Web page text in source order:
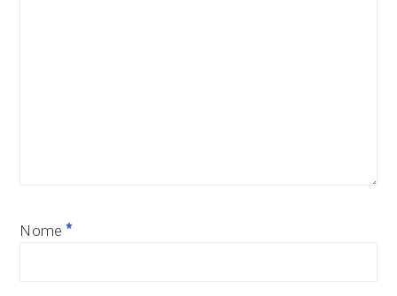
Nome *